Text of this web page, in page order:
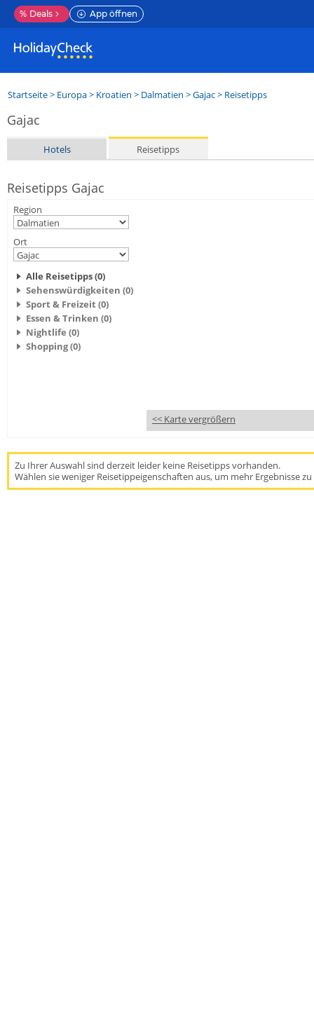
% Deals App öffnen
Startseite> Europa> Kroatien > Dalmatien >Gajac> Reisetipps
Gajac
Hotels Reisetipps
Reisetipps Gajac
Region
Ort
Alle Reisetipps (0)
Sehenswürdigkeiten (0)
Sport & Freizeit (0)
Essen & Trinken (0)
Nightlife (0)
Shopping (0)
<< Karte vergrößern
Zu Ihrer Auswahl sind derzeit leider keine Reisetipps vorhanden.
Wählen sie weniger Reisetippeigenschaften aus, um mehr Ergebnisse